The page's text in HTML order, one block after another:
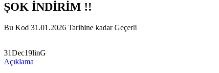
ŞOK İNDİRİM !!
Bu Kod 31.01.2026 Tarihine kadar Geçerli
31Dec19linG
Açıklama